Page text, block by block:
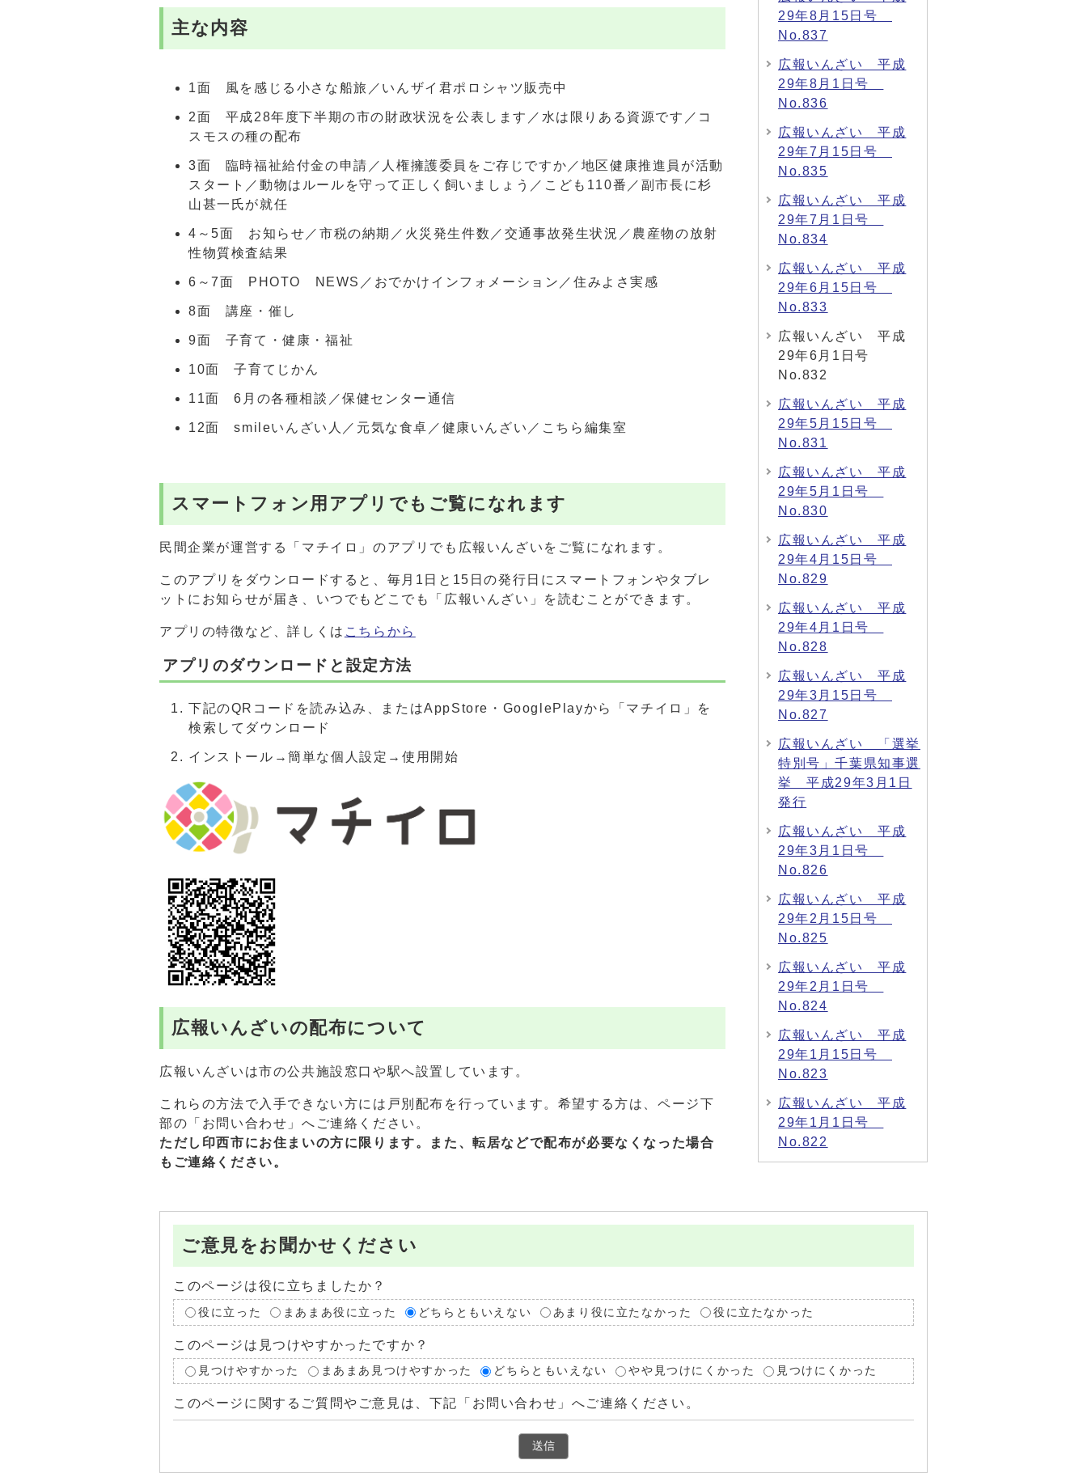
主な内容
1面 風を感じる小さな船旅／いんザイ君ポロシャツ販売中
2面 平成28年度下半期の市の財政状況を公表します／水は限りある資源です／コ
スモスの種の配布
3面 臨時福祉給付金の申請／人権擁護委員をご存じですか／地区健康推進員が活動
スタート／動物はルールを守って正しく飼いましょう／こども110番／副市長に杉
山甚一氏が就任
4～5面 お知らせ／市税の納期／火災発生件数／交通事故発生状況／農産物の放射
性物質検査結果
6～7面 PHOTO NEWS／おでかけインフォメーション／住みよさ実感
8面 講座・催し
9面 子育て・健康・福祉
10面 子育てじかん
11面 6月の各種相談／保健センター通信
12面 smileいんざい人／元気な食卓／健康いんざい／こちら編集室
スマートフォン用アプリでもご覧になれます
民間企業が運営する「マチイロ」のアプリでも広報いんざいをご覧になれます。
このアプリをダウンロードすると、毎月1日と15日の発行日にスマートフォンやタブレ
ットにお知らせが届き、いつでもどこでも「広報いんざい」を読むことができます。
アプリの特徴など、詳しくは こちらから
アプリのダウンロードと設定方法
下記のQRコードを読み込み、またはAppStore・GooglePlayから「マチイロ」を
検索してダウンロード
インストール→簡単な個人設定→使用開始
広報いんざいの配布について
広報いんざいは市の公共施設窓口や駅へ設置しています。
これらの方法で入手できない方には戸別配布を行っています。希望する方は、ページ下
部の「お問い合わせ」へご連絡ください。
ただし印西市にお住まいの方に限ります。また、転居などで配布が必要なくなった場合
もご連絡ください。
29年8月15日号
No.837
広報いんざい 平成
29年8月1日号
No.836
広報いんざい 平成
29年7月15日号
No.835
広報いんざい 平成
29年7月1日号
No.834
広報いんざい 平成
29年6月15日号
No.833
広報いんざい 平成
29年6月1日号
No.832
広報いんざい 平成
29年5月15日号
No.831
広報いんざい 平成
29年5月1日号
No.830
広報いんざい 平成
29年4月15日号
No.829
広報いんざい 平成
29年4月1日号
No.828
広報いんざい 平成
29年3月15日号
No.827
広報いんざい 「選挙
特別号」千葉県知事選
挙 平成29年3月1日
発行
広報いんざい 平成
29年3月1日号
No.826
広報いんざい 平成
29年2月15日号
No.825
広報いんざい 平成
29年2月1日号
No.824
広報いんざい 平成
29年1月15日号
No.823
広報いんざい 平成
29年1月1日号
No.822
ご意見をお聞かせください
このページは役に立ちましたか？
役に立った まあまあ役に立った どちらともいえない あまり役に立たなかった 役に立たなかった
このページは見つけやすかったですか？
見つけやすかった まあまあ見つけやすかった どちらともいえない やや見つけにくかった 見つけにくかった
このページに関するご質問やご意見は、下記「お問い合わせ」へご連絡ください。